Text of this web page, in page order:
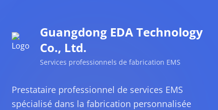
Guangdong EDA Technology
Co., Ltd.
Services professionnels de fabrication EMS
Prestataire professionnel de services EMS
spécialisé dans la fabrication personnalisée